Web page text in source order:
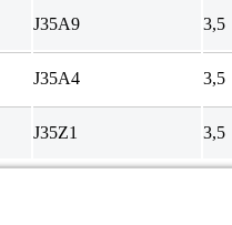
J35A9 3,5
J35A4 3,5
J35Z1 3,5